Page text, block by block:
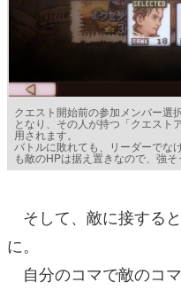
クエスト開始前の参加メンバー選
となり、その人が持つ「クエスト
用されます。
バトルに敗れても、リーダーでな
も敵のHPは据え置きなので、強
そして、敵に接する
に。
自分のコマで敵のコ